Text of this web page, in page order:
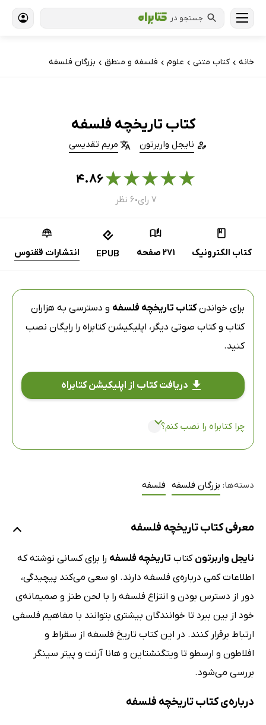
جستجو در
خانه › کتاب‌ متنی › علوم › فلسفه و منطق › بزرگان فلسفه
کتاب تاریخچه فلسفه
نایجل واربرتون مریم تقدیسی
★
★
★
★
★۴.۸۶
۷ رای ● ۶ نظر
کتاب الکترونیک 271 صفحه EPUB انتشارات ققنوس
برای خواندنکتاب تاریخچه فلسفه و دسترسی به هزاران
کتاب و کتاب صوتی دیگر، اپلیکیشن کتابراه را رایگان نصب
کنید.
دریافت کتاب از اپلیکیشن کتابراه
چرا کتابراه را نصب کنم؟
دسته‌ها: بزرگان فلسفه فلسفه
معرفی کتاب تاریخچه فلسفه
نایجل واربرتون کتاب تاریخچه فلسفه را برای کسانی نوشته که
اطلاعات کمی درباره‌ی فلسفه دارند. او سعی می‌کند پیچیدگی،
دور از دسترس بودن و انتزاع فلسفه را با لحن طنز و صمیمانه‌ی
خود از بین ببرد تا خوانندگان بیشتری بتوانند با مفاهیم فلسفی
ارتباط برقرار کنند. در این کتاب تاریخ فلسفه از سقراط و
افلاطون و ارسطو تا ویتگنشتاین و هانا آرنت و پیتر سینگر
بررسی می‌شود.
درباره‌ی کتاب تاریخچه فلسفه